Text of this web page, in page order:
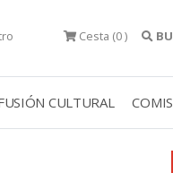
Cesta (0 )
CULTURAL